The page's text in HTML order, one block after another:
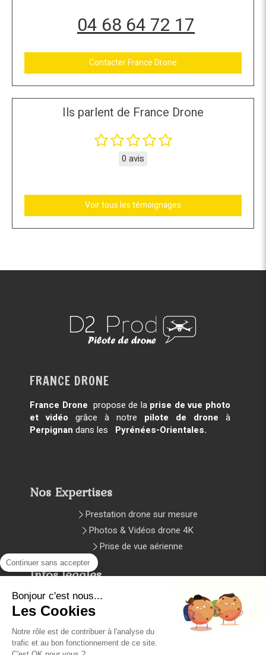
04 68 64 72 17
Contacter France Drone
Ils parlent de France Drone
0 avis
Voir tous les témoignages
FRANCE DRONE
France Drone propose de la prise de vue photo
et vidéo grâce à notre pilote de drone à
Perpignan dans les Pyrénées-Orientales.
Nos Expertises
Prestation drone sur mesure
Photos & Vidéos drone 4K
Prise de vue aérienne
Infos légales
Mentions légales et CGV
Continuer sans accepter
Bonjour c'est nous...
Les Cookies
Notre rôle est de contribuer à l'analyse du
trafic et au bon fonctionnement de ce site.